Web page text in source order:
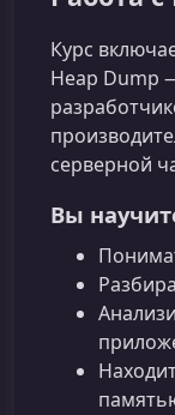
Курс
Heap Dump
серверной
Вы